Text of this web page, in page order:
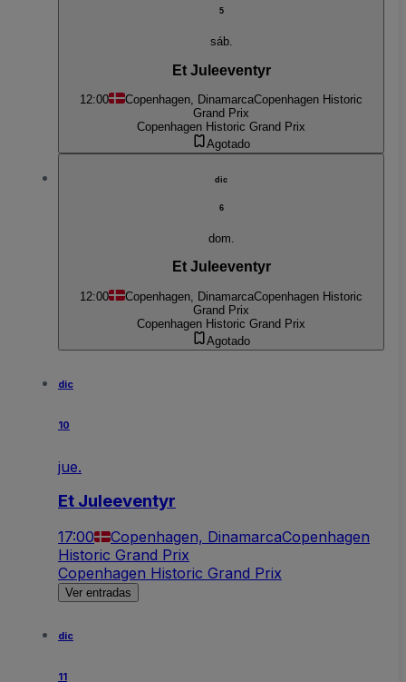
5
sáb.
Et Juleeventyr
12:00 Copenhagen, DinamarcaCopenhagen Historic
Grand Prix
Copenhagen Historic Grand Prix
Agotado
dic
6
dom.
Et Juleeventyr
12:00 Copenhagen, DinamarcaCopenhagen Historic
Grand Prix
Copenhagen Historic Grand Prix
Agotado
dic
10
jue.
Et Juleeventyr
17:00 Copenhagen, DinamarcaCopenhagen
Historic Grand Prix
Copenhagen Historic Grand Prix
Ver entradas
dic
11